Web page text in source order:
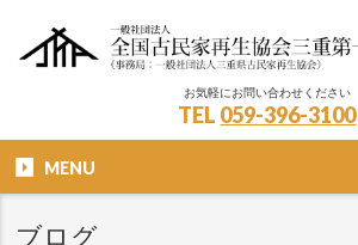
お気軽にお問い合わせください
TEL 059-396-3100
MENU
ブログ